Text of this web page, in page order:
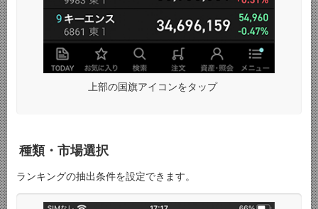
上部の国旗アイコンをタップ
種類・市場選択
ランキングの抽出条件を設定できます。